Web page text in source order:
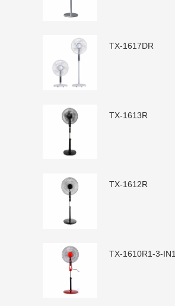
TX-1617DR
TX-1613R
TX-1612R
TX-1610R1-3-IN1